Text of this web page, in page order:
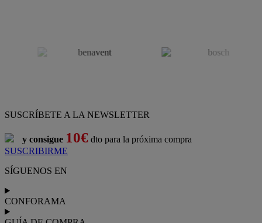
SUSCRÍBETE A LA NEWSLETTER
y consigue 10€ dto para la próxima compra
SUSCRIBIRME
SÍGUENOS EN
CONFORAMA